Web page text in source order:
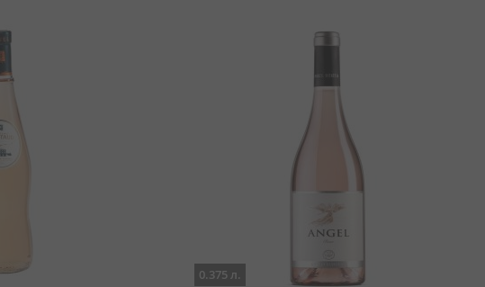
0.375 л.